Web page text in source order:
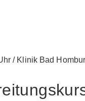
/Klinik Bad